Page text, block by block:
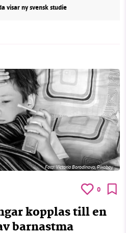
visar ny svensk studie
Foto:Victoria Borodinova, Pixabay
0
kopplas till en
barnastma